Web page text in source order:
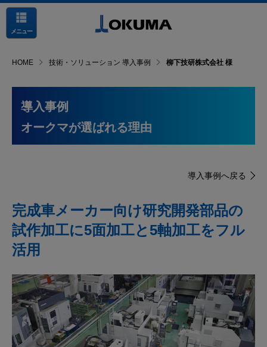
メニュー
HOME 技術・ソリューション 導入事例 柳下技研株式会社 様
導入事例
オークマが選ばれる理由
導入事例へ戻る
完成車メーカー向け研究開発部品の
試作加工に5面加工と5軸加工をフル
活用